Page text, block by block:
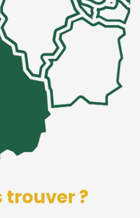
trouver ?